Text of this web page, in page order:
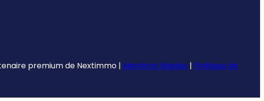
premium de Nextimmo | Mentions légales | Politique de